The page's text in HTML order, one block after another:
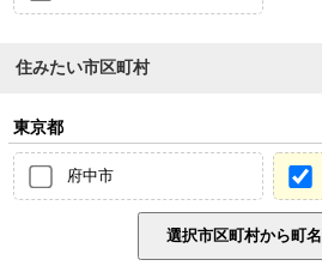
住みたい市区町村
東京都
府中市